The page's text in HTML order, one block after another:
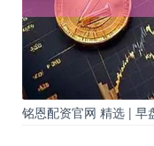
铭恩配资官网 精选 | 早